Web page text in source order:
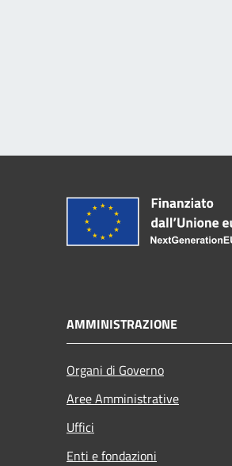
AMMINISTRAZIONE
Organi di Governo
Aree Amministrative
Uffici
Enti e fondazioni